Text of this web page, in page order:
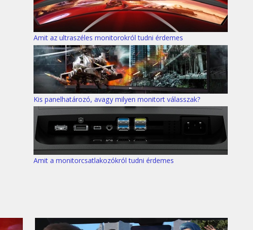
Amit az ultraszéles monitorokról tudni érdemes
Kis panelhatározó, avagy milyen monitort válasszak?
Amit a monitorcsatlakozókról tudni érdemes